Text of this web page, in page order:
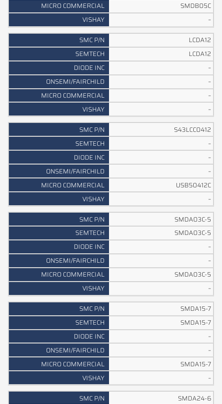
SMDB05C
–
LCDA12
LCDA12
–
–
–
–
S43LCC0412
–
–
–
USB50412C
–
SMDA03C-5
SMDA03C-5
–
–
SMDA03C-5
–
SMDA15-7
SMDA15-7
–
–
SMDA15-7
–
SMDA24-6